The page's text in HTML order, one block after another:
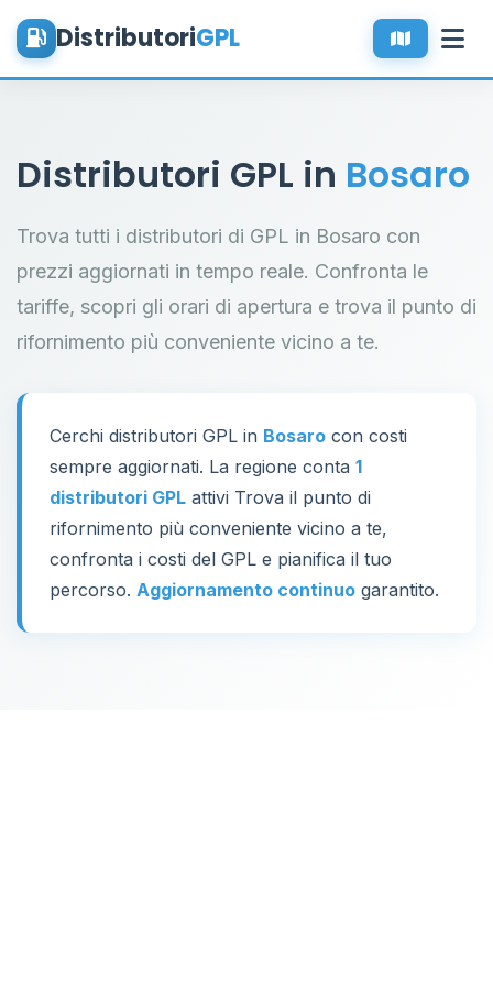
DistributoriGPL
Distributori GPL in Bosaro
Trova tutti i distributori di GPL in Bosaro con
prezzi aggiornati in tempo reale. Confronta le
tariffe, scopri gli orari di apertura e trova il punto di
rifornimento più conveniente vicino a te.
Cerchi distributori GPL in Bosaro con costi
sempre aggiornati. La regione conta 1
distributori GPL attivi Trova il punto di
rifornimento più conveniente vicino a te,
confronta i costi del GPL e pianifica il tuo
percorso. Aggiornamento continuo garantito.